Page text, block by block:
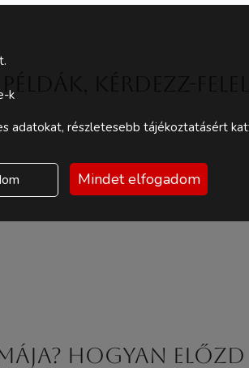
kérdezz-
Hogyan
k
adatokat, részletesebb tájékoztatásért
Mindet elfogadom